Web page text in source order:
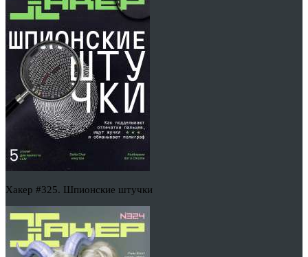
Хакер #325. Шпионские штучки